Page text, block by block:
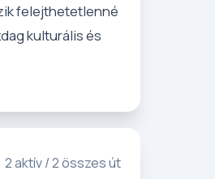
felejthetetlenné
kulturális és
2 aktív / 2 összes út